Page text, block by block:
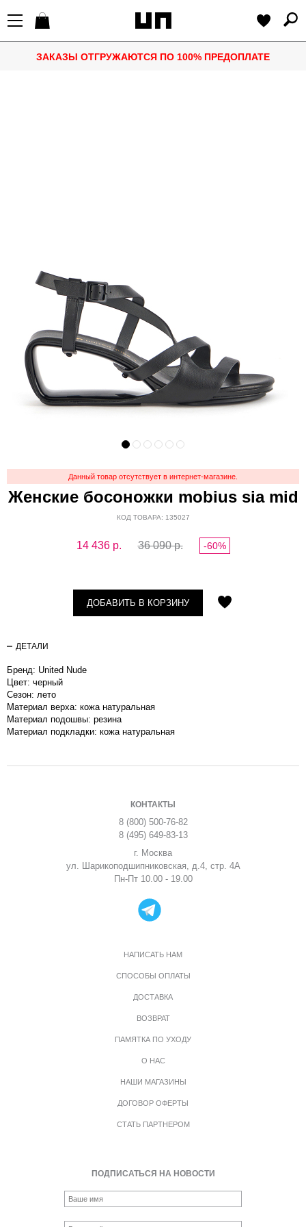
ЗАКАЗЫ ОТГРУЖАЮТСЯ ПО 100% ПРЕДОПЛАТЕ
Данный товар отсутствует в интернет-магазине.
Женские босоножки mobius sia mid
КОД ТОВАРА: 135027
14 436р. 36 090 р. -60%
ДОБАВИТЬ В КОРЗИНУ
ДЕТАЛИ
Бренд: United Nude
Цвет: черный
Сезон: лето
Материал верха: кожа натуральная
Материал подошвы: резина
Материал подкладки: кожа натуральная
КОНТАКТЫ
8 (800) 500-76-82
8 (495) 649-83-13
г. Москва
ул. Шарикоподшипниковская, д.4, стр. 4А
Пн-Пт 10.00 - 19.00
НАПИСАТЬ НАМ
СПОСОБЫ ОПЛАТЫ
ДОСТАВКА
ВОЗВРАТ
ПАМЯТКА ПО УХОДУ
О НАС
НАШИ МАГАЗИНЫ
ДОГОВОР ОФЕРТЫ
СТАТЬ ПАРТНЕРОМ
ПОДПИСАТЬСЯ НА НОВОСТИ